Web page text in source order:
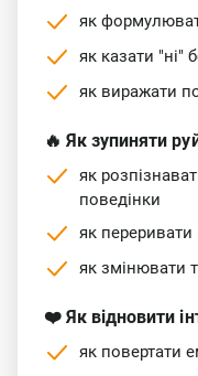
як
як казати "ні"
як виражати
🔥 Як зупиняти
як
поведінки
як переривати
як змінювати
❤️ Як відновити
як повертати